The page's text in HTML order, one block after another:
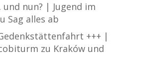
nun? | Jugend im
Sag alles ab
+++ |
zu Kraków und